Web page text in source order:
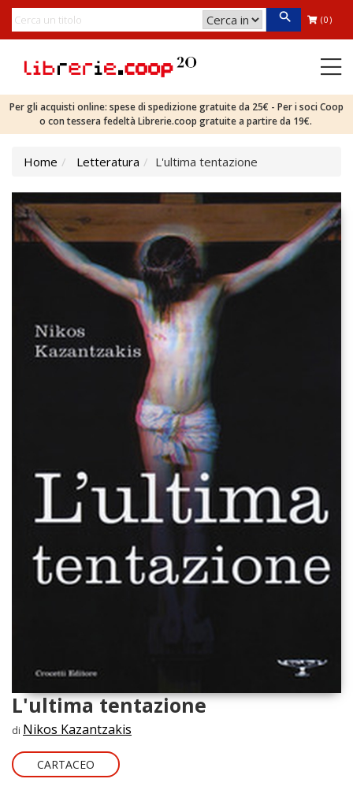
(0)
Per gli acquisti online: spese di spedizione gratuite da 25€ - Per i soci Coop
o con tessera fedeltà Librerie.coop gratuite a partire da 19€.
Home Letteratura L'ultima tentazione
L'ultima tentazione
di Nikos Kazantzakis
CARTACEO